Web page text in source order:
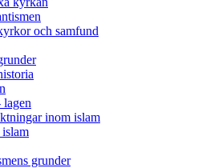
och samfund
lagen
inom islam
grunder